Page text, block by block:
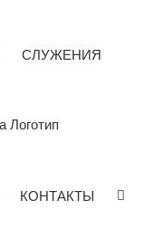
СЛУЖЕНИЯ
КОНТАКТЫ